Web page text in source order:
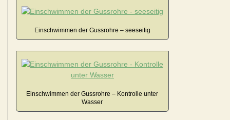
Einschwimmen der Gussrohre – seeseitig
Einschwimmen der Gussrohre – Kontrolle unter
Wasser